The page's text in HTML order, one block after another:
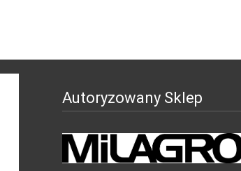
Autoryzowany Sklep